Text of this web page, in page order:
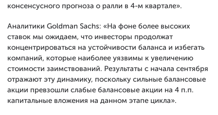
консенсусного прогноза о ралли в 4-м квартале».
Аналитики Goldman Sachs: «На фоне более высоких
ставок мы ожидаем, что инвесторы продолжат
концентрироваться на устойчивости баланса и избегать
компаний, которые наиболее уязвимы к увеличению
стоимости заимствований. Результаты с начала сентября
отражают эту динамику, поскольку сильные балансовые
акции превзошли слабые балансовые акции на 4 п.п.
капитальные вложения на данном этапе цикла».